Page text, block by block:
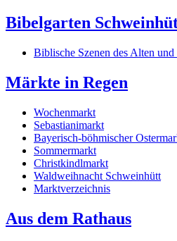
Bibelgarten
Biblische Szenen des Alten und
Märkte in Regen
Wochenmarkt
Sebastianimarkt
Bayerisch-böhmischer
Sommermarkt
Christkindlmarkt
Waldweihnacht Schweinhütt
Marktverzeichnis
Aus dem Rathaus